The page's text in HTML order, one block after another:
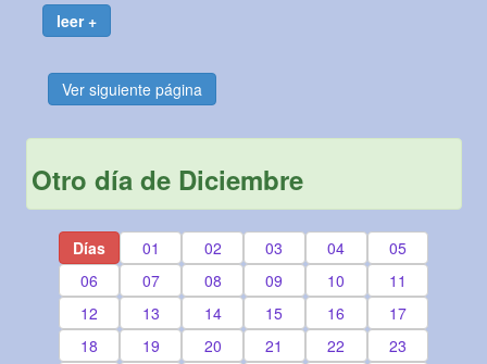
leer +
Ver siguiente página
Otro día de Diciembre
Días 01 02 03 04
05
06
07 08 09 10
11
12
13 14 15 16
17
18
19 20 21 22
23